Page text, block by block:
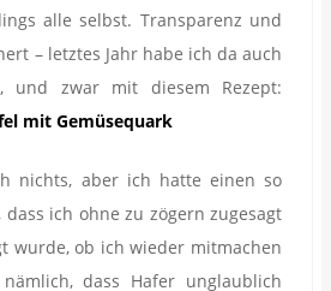
alle selbst. Transparenz und
– letztes Jahr habe ich da auch
und zwar mit diesem Rezept:
mit Gemüsequark
nichts, aber ich hatte einen so
ich ohne zu zögern zugesagt
wurde, ob ich wieder mitmachen
dass Hafer unglaublich